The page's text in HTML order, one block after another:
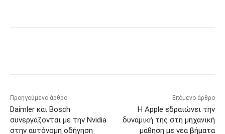
Προηγούμενο άρθρο
Daimler και Bosch
συνεργάζονται με την Nvidia
στην αυτόνομη οδήγηση
Επόμενο άρθρο
Η Apple εδραιώνει την
δυναμική της στη μηχανική
μάθηση με νέα βήματα